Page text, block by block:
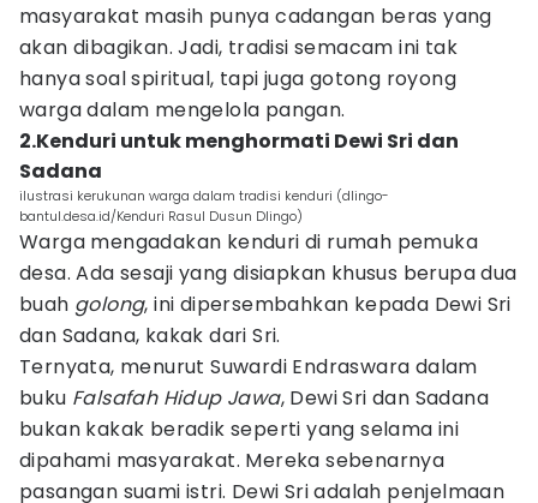
masyarakat masih punya cadangan beras yang
akan dibagikan. Jadi, tradisi semacam ini tak
hanya soal spiritual, tapi juga gotong royong
warga dalam mengelola pangan.
2.Kenduri untuk menghormati Dewi Sri dan
Sadana
ilustrasi kerukunan warga dalam tradisi kenduri (dlingo-
bantul.desa.id/Kenduri Rasul Dusun Dlingo)
Warga mengadakan kenduri di rumah pemuka
desa. Ada sesaji yang disiapkan khusus berupa dua
buah golong, ini dipersembahkan kepada Dewi Sri
dan Sadana, kakak dari Sri.
Ternyata, menurut Suwardi Endraswara dalam
buku Falsafah Hidup Jawa, Dewi Sri dan Sadana
bukan kakak beradik seperti yang selama ini
dipahami masyarakat. Mereka sebenarnya
pasangan suami istri. Dewi Sri adalah penjelmaan